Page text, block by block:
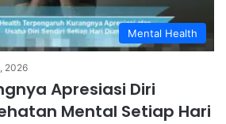
Mental Health
2026
Apresiasi Diri
Mental Setiap Hari